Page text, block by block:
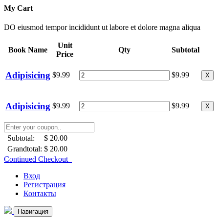
My Cart
DO eiusmod tempor incididunt ut labore et dolore magna aliqua
Book Name
Unit
Price
Qty Subtotal
Adipisicing $9.99 $9.99 X
Adipisicing $9.99 $9.99 X
Subtotal:
$ 20.00
Grandtotal: $ 20.00
Continued Checkout
Вход
Регистрация
Контакты
Навигация